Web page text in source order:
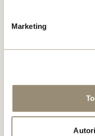
Marketing
Vidéos de